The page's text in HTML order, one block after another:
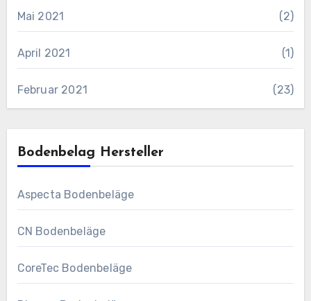
Mai 2021 (2)
April 2021 (1)
Februar 2021 (23)
Bodenbelag Hersteller
Aspecta Bodenbeläge
CN Bodenbeläge
CoreTec Bodenbeläge